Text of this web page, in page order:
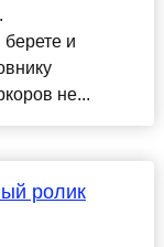
и
не...
ролик